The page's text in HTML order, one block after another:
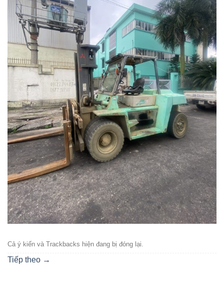
Cả ý kiến ​​và Trackbacks hiện đang bị đóng lại.
Tiếp theo →